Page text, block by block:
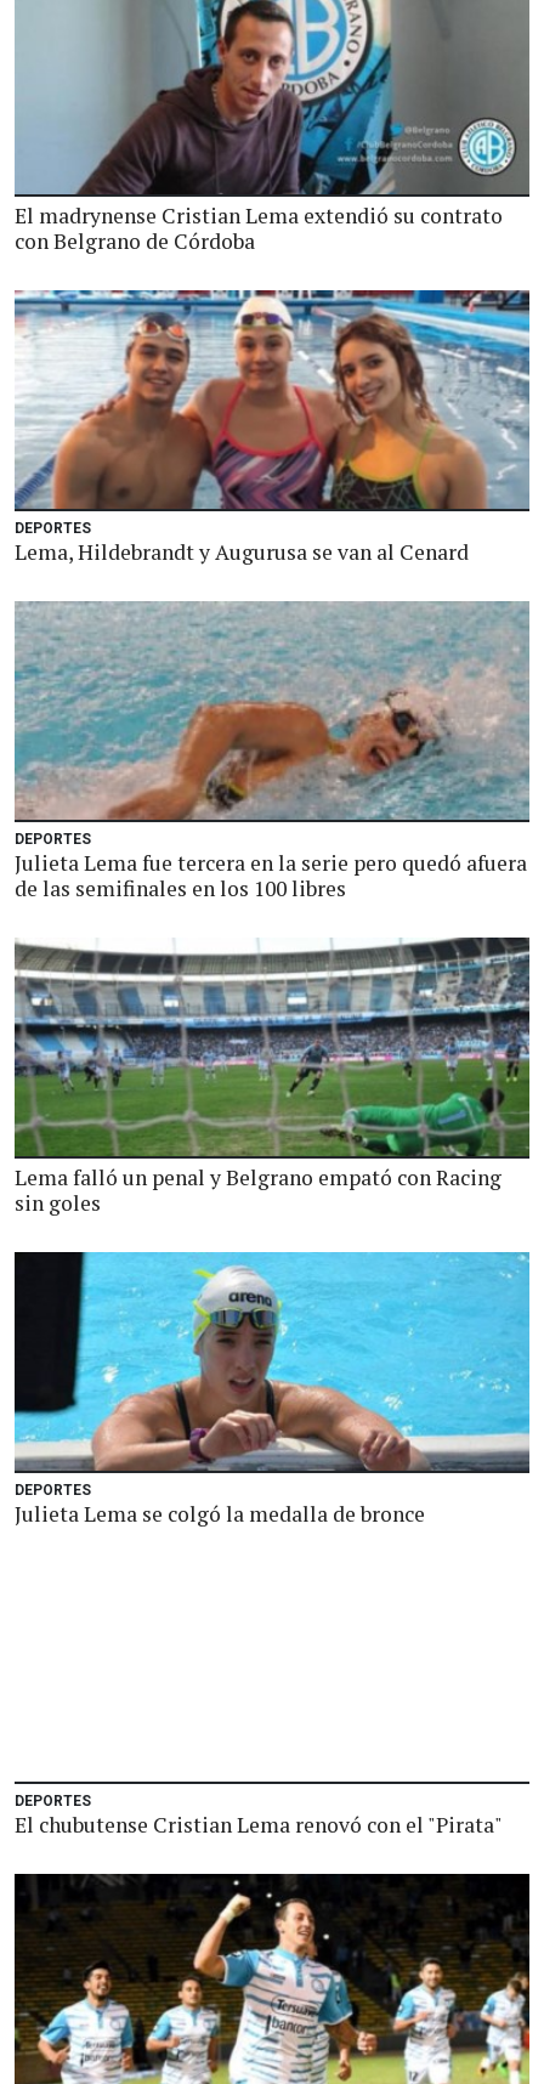
El madrynense Cristian Lema extendió su contrato
con Belgrano de Córdoba
DEPORTES
Lema, Hildebrandt y Augurusa se van al Cenard
DEPORTES
Julieta Lema fue tercera en la serie pero quedó afuera
de las semifinales en los 100 libres
Lema falló un penal y Belgrano empató con Racing
sin goles
DEPORTES
Julieta Lema se colgó la medalla de bronce
DEPORTES
El chubutense Cristian Lema renovó con el "Pirata"